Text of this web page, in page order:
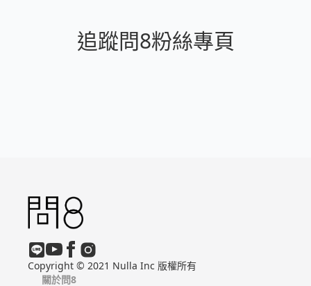
追蹤問8粉絲專頁
Copyright © 2021 Nulla Inc 版權所有
關於問8